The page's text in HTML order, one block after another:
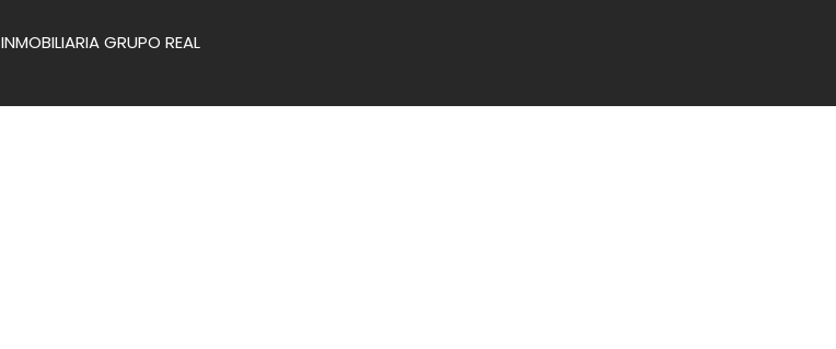
INMOBILIARIA GRUPO REAL